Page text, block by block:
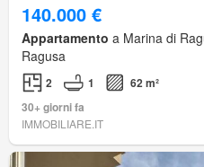
140.000 €
Appartamento a Marina di
Ragusa
2 1
62 m²
30+ giorni fa
IMMOBILIARE.IT